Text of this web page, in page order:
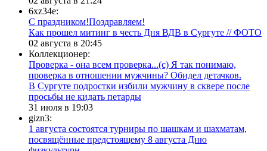
6xz34e:
С праздником!Поздравляем!
Как прошел митинг в честь Дня ВДВ в Сургуте // ФОТО
02 августа в 20:45
Коллекционер:
Проверка - она всем проверка...(с) Я так понимаю,
проверка в отношении мужчины? Обидел детачков.
В Сургуте подростки избили мужчину в сквере после
просьбы не кидать петарды
31 июля в 19:03
gizn3:
1 августа состоятся турниры по шашкам и шахматам,
посвящённые предстоящему 8 августа Дню